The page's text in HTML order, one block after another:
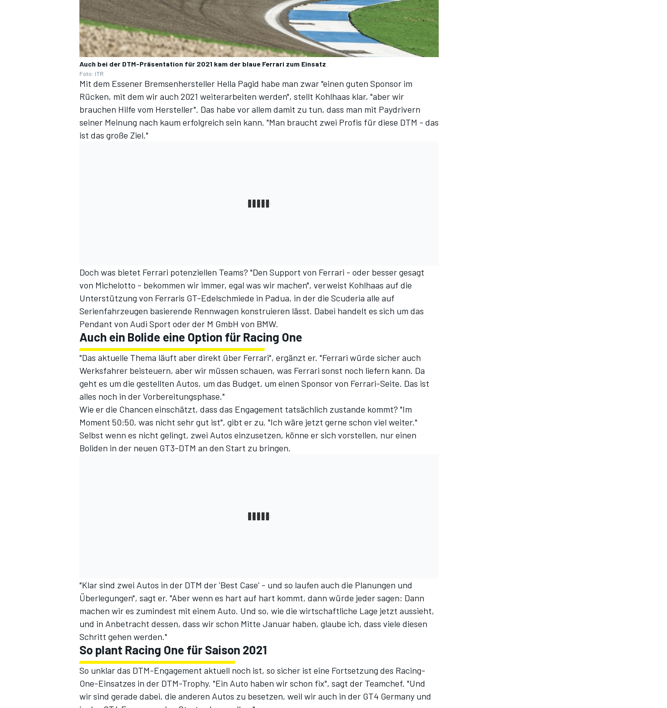
Auch bei der DTM-Präsentation für 2021 kam der blaue Ferrari zum Einsatz
Foto: ITR
Mit dem Essener Bremsenhersteller Hella Pagid habe man zwar "einen guten Sponsor im
Rücken, mit dem wir auch 2021 weiterarbeiten werden", stellt Kohlhaas klar, "aber wir
brauchen Hilfe vom Hersteller". Das habe vor allem damit zu tun, dass man mit Paydrivern
seiner Meinung nach kaum erfolgreich sein kann. "Man braucht zwei Profis für diese DTM - das
ist das große Ziel."
Doch was bietet Ferrari potenziellen Teams? "Den Support von Ferrari - oder besser gesagt
von Michelotto - bekommen wir immer, egal was wir machen", verweist Kohlhaas auf die
Unterstützung von Ferraris GT-Edelschmiede in Padua, in der die Scuderia alle auf
Serienfahrzeugen basierende Rennwagen konstruieren lässt. Dabei handelt es sich um das
Pendant von Audi Sport oder der M GmbH von BMW.
Auch ein Bolide eine Option für Racing One
"Das aktuelle Thema läuft aber direkt über Ferrari", ergänzt er. "Ferrari würde sicher auch
Werksfahrer beisteuern, aber wir müssen schauen, was Ferrari sonst noch liefern kann. Da
geht es um die gestellten Autos, um das Budget, um einen Sponsor von Ferrari-Seite. Das ist
alles noch in der Vorbereitungsphase."
Wie er die Chancen einschätzt, dass das Engagement tatsächlich zustande kommt? "Im
Moment 50:50, was nicht sehr gut ist", gibt er zu. "Ich wäre jetzt gerne schon viel weiter."
Selbst wenn es nicht gelingt, zwei Autos einzusetzen, könne er sich vorstellen, nur einen
Boliden in der neuen GT3-DTM an den Start zu bringen.
"Klar sind zwei Autos in der DTM der 'Best Case' - und so laufen auch die Planungen und
Überlegungen", sagt er. "Aber wenn es hart auf hart kommt, dann würde jeder sagen: Dann
machen wir es zumindest mit einem Auto. Und so, wie die wirtschaftliche Lage jetzt aussieht,
und in Anbetracht dessen, dass wir schon Mitte Januar haben, glaube ich, dass viele diesen
Schritt gehen werden."
So plant Racing One für Saison 2021
So unklar das DTM-Engagement aktuell noch ist, so sicher ist eine Fortsetzung des Racing-
One-Einsatzes in der DTM-Trophy. "Ein Auto haben wir schon fix", sagt der Teamchef. "Und
wir sind gerade dabei, die anderen Autos zu besetzen, weil wir auch in der GT4 Germany und